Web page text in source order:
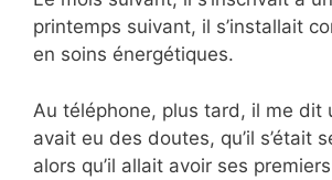
printemps suivant, il s’installait
en soins énergétiques.
Au téléphone, plus tard, il me dit
avait eu des doutes, qu’il s’était
alors qu’il allait avoir ses